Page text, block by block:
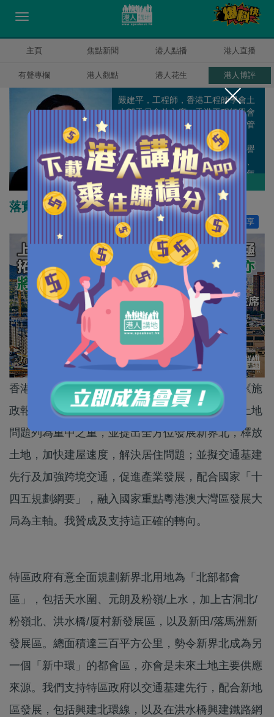
主頁 焦點新聞 港人點播 港人直播
有聲專欄 港人觀點 港人花生 港人博評
嚴建平
嚴建平，工程師，香港工程師學會土
木部委員會前主席、香港工程師學會
環境部委員會前主席、工程師註冊管
理局前委員、香港工程師學會前理
事、澳洲工程師學會香港分部前榮譽
顧問、工程界社促會前高級副主席、
香港公共行政學會前副會長、5.12年
青工程師大聯盟顧問 、香港建設管理
交流中心主席、香港建造專業人士協
會會長。
作者其他博評
落實新界北發展 迎來香港新局面
分享
13
香港第四位行政長官林鄭月娥發表任內最後一份《施
政報告》，面對前任三位行政長官未遂之志，將土地
問題列為重中之重，並提出全方位發展新界北，釋放
土地，加快建屋速度，解決居住問題；並擬交通基建
先行及加強跨境交通，促進產業發展，配合國家「十
四五規劃綱要」，融入國家重點粵港澳大灣區發展大
局為主軸。我贊成及支持這正確的轉向。
特區政府有意全面規劃新界北用地為「北部都會
區」，包括天水圍、元朗及粉嶺/上水，加上古洞北/
粉嶺北、洪水橋/厦村新發展區，以及新田/落馬洲新
發展區。總面積達三百平方公里，勢令新界北成為另
一個「新中環」的都會區，亦會是未來土地主要供應
來源。我們支持特區政府以交通基建先行，配合新地
區發展，包括興建北環線，以及在洪水橋興建鐵路網